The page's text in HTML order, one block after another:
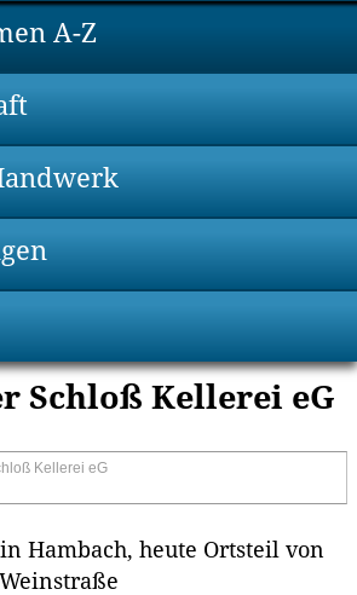
A-Z
Schloß Kellerei eG
Kellerei eG
Hambach, heute Ortsteil von